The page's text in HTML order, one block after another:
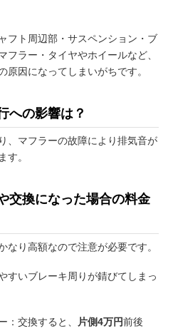
フト周辺部・サスペンション・ブ
フラー・タイヤやホイールなど、
原因になってしまいがちです。
への影響は？
、マフラーの故障により排気音が
す。
交換になった場合の料金
なり高額なので注意が必要です。
すいブレーキ周りが錆びてしまっ
：交換すると、 片側4万円前後